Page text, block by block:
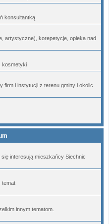
konsultantką
artystyczne), korepetycje, opieka nad
kosmetyki
firm i instytucji z terenu gminy i okolic
interesują mieszkańcy Siechnic
temat
innym tematom.